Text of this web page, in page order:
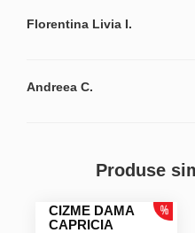
Florentina Livia I.
Andreea C.
Laura M.
Produse
CIZME DAMA
CAPRICIA